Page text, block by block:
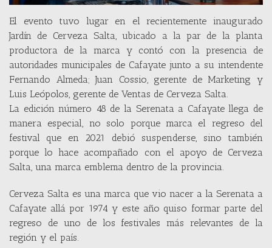
El evento tuvo lugar en el recientemente inaugurado
Jardín de Cerveza Salta, ubicado a la par de la planta
productora de la marca y contó con la presencia de
autoridades municipales de Cafayate junto a su intendente
Fernando Almeda; Juan Cossio, gerente de Marketing y
Luis Leópolos, gerente de Ventas de Cerveza Salta.
La edición número 48 de la Serenata a Cafayate llega de
manera especial, no solo porque marca el regreso del
festival que en 2021 debió suspenderse, sino también
porque lo hace acompañado con el apoyo de Cerveza
Salta, una marca emblema dentro de la provincia.
Cerveza Salta es una marca que vio nacer a la Serenata a
Cafayate allá por 1974 y este año quiso formar parte del
regreso de uno de los festivales más relevantes de la
región y el país.